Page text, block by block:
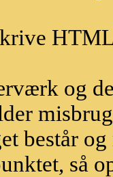
og
består
så